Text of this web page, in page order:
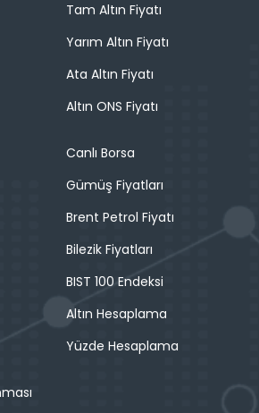
Tam Altın Fiyatı
Yarım Altın Fiyatı
Ata Altın Fiyatı
Altın ONS Fiyatı
Canlı Borsa
Gümüş Fiyatları
Brent Petrol Fiyatı
Bilezik Fiyatları
BIST 100 Endeksi
Altın Hesaplama
Yüzde Hesaplama